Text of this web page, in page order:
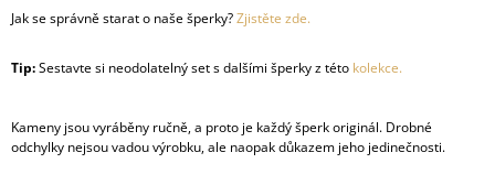
Jak se správně starat o naše šperky?Zjistěte zde.
Tip:Sestavte si neodolatelný set s dalšími šperky z této kolekce.
Kameny jsou vyráběny ručně, a proto je každý šperk originál. Drobné
odchylky nejsou vadou výrobku, ale naopak důkazem jeho jedinečnosti.